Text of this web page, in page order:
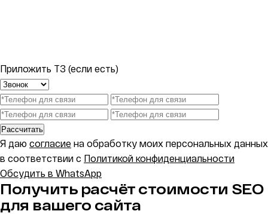
Приложить ТЗ (если есть)
Рассчитать
Я даю согласие на обработку моих персональных данных
в соответствии с Политикой конфиденциальности
Обсудить в WhatsApp
Получить расчёт стоимости SEO
для вашего сайта